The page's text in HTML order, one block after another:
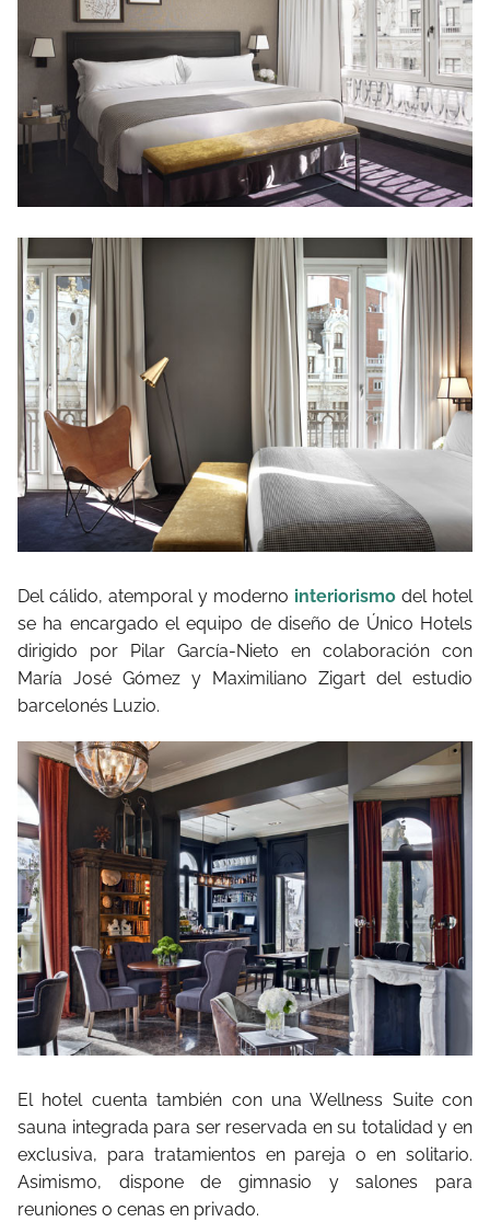
Del cálido, atemporal y moderno interiorismo del hotel
se ha encargado el equipo de diseño de Único Hotels
dirigido por Pilar García-Nieto en colaboración con
María José Gómez y Maximiliano Zigart del estudio
barcelonés Luzio.
El hotel cuenta también con una Wellness Suite con
sauna integrada para ser reservada en su totalidad y en
exclusiva, para tratamientos en pareja o en solitario.
Asimismo, dispone de gimnasio y salones para
reuniones o cenas en privado.